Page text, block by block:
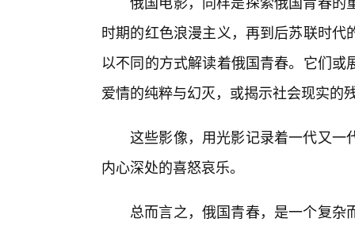
时期的红色浪漫主义，再到后苏联时
以不同的方式解读着俄国青春。它们
爱情的纯粹与幻灭，或揭示社会现实的
这些影像，用光影记录着一代又一
内心深处的喜怒哀乐。
总而言之，俄国青春，是一个复